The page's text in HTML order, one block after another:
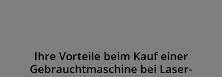
Ihre Vorteile beim Kauf einer
Gebrauchtmaschine bei Laser-